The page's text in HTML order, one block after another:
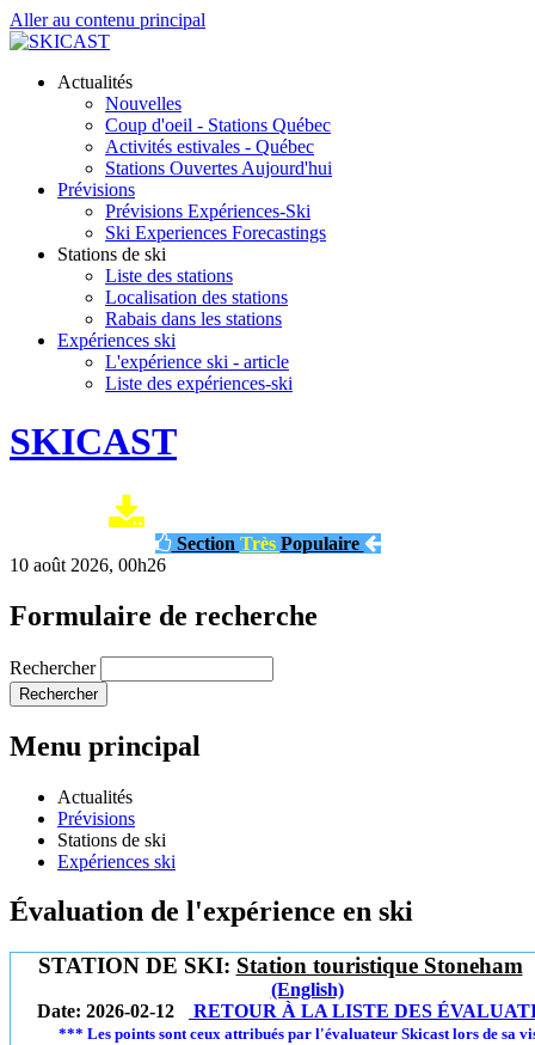
Aller au contenu principal
Actualités
Nouvelles
Coup d'oeil - Stations Québec
Activités estivales - Québec
Stations Ouvertes Aujourd'hui
Prévisions
Prévisions Expériences-Ski
Ski Experiences Forecastings
Stations de ski
Liste des stations
Localisation des stations
Rabais dans les stations
Expériences ski
L'expérience ski - article
Liste des expériences-ski
SKICAST
Section Très Populaire
10 août 2026, 00h26
Formulaire de recherche
Rechercher
Menu principal
Actualités
Prévisions
Stations de ski
Expériences ski
Évaluation de l'expérience en ski
STATION DE SKI: Station touristique Stoneham
(English)
Date: 2026-02-12
RETOUR À LA LISTE DES
*** Les points sont ceux attribués par l'évaluateur Skicast lors de sa